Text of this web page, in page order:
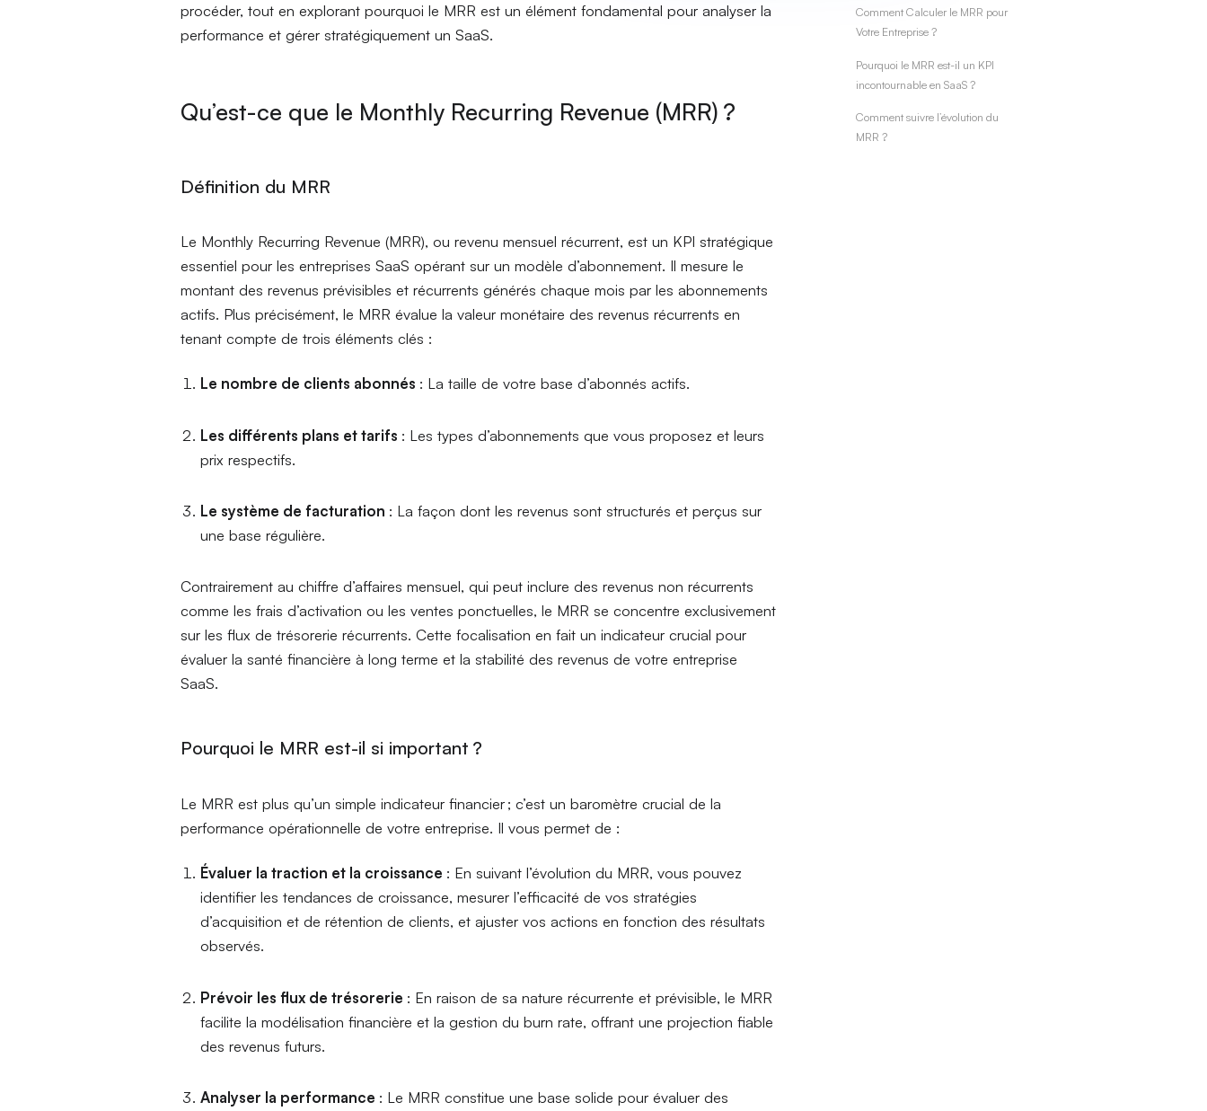
procéder, tout en explorant pourquoi le MRR est un élément fondamental pour analyser la
performance et gérer stratégiquement un SaaS.
Qu’est-ce que le Monthly Recurring Revenue (MRR) ?
Définition du MRR
Le Monthly Recurring Revenue (MRR), ou revenu mensuel récurrent, est un KPI stratégique
essentiel pour les entreprises SaaS opérant sur un modèle d’abonnement. Il mesure le
montant des revenus prévisibles et récurrents générés chaque mois par les abonnements
actifs. Plus précisément, le MRR évalue la valeur monétaire des revenus récurrents en
tenant compte de trois éléments clés :
Le nombre de clients abonnés : La taille de votre base d’abonnés actifs.
Les différents plans et tarifs : Les types d’abonnements que vous proposez et leurs
prix respectifs.
Le système de facturation : La façon dont les revenus sont structurés et perçus sur
une base régulière.
Contrairement au chiffre d’affaires mensuel, qui peut inclure des revenus non récurrents
comme les frais d’activation ou les ventes ponctuelles, le MRR se concentre exclusivement
sur les flux de trésorerie récurrents. Cette focalisation en fait un indicateur crucial pour
évaluer la santé financière à long terme et la stabilité des revenus de votre entreprise
SaaS.
Pourquoi le MRR est-il si important ?
Le MRR est plus qu’un simple indicateur financier ; c’est un baromètre crucial de la
performance opérationnelle de votre entreprise. Il vous permet de :
Évaluer la traction et la croissance : En suivant l’évolution du MRR, vous pouvez
identifier les tendances de croissance, mesurer l’efficacité de vos stratégies
d’acquisition et de rétention de clients, et ajuster vos actions en fonction des résultats
observés.
Prévoir les flux de trésorerie : En raison de sa nature récurrente et prévisible, le MRR
facilite la modélisation financière et la gestion du burn rate, offrant une projection fiable
des revenus futurs.
Analyser la performance : Le MRR constitue une base solide pour évaluer des
Comment Calculer le MRR pour
Votre Entreprise ?
Pourquoi le MRR est-il un KPI
incontournable en SaaS ?
Comment suivre l’évolution du
MRR ?